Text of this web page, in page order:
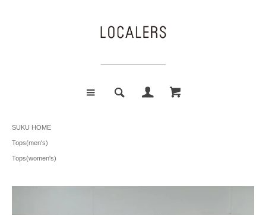
SUKU HOME
Tops(men's)
Tops(women's)